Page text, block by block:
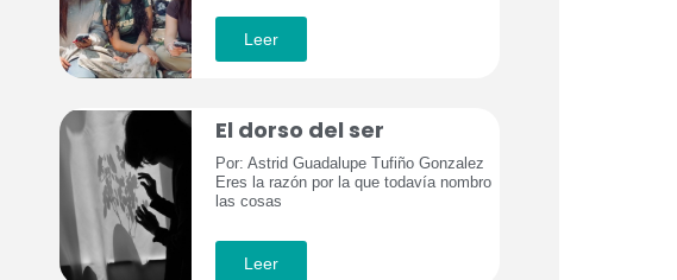
Leer
El dorso del ser
Por: Astrid Guadalupe Tufiño Gonzalez
Eres la razón por la que todavía nombro
las cosas
Leer